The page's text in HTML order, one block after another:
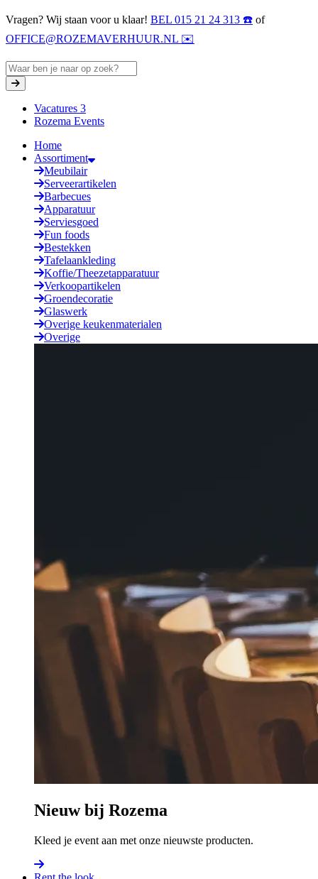
Vragen? Wij staan voor u klaar! BEL 015 21 24 313 ☎️ of
OFFICE@ROZEMAVERHUUR.NL ✉️
Vacatures 3
Rozema Events
Home
Assortiment
Meubilair
Serveerartikelen
Barbecues
Apparatuur
Serviesgoed
Fun foods
Bestekken
Tafelaankleding
Koffie/Theezetapparatuur
Verkoopartikelen
Groendecoratie
Glaswerk
Overige keukenmaterialen
Overige
Nieuw bij Rozema
Kleed je event aan met onze nieuwste producten.